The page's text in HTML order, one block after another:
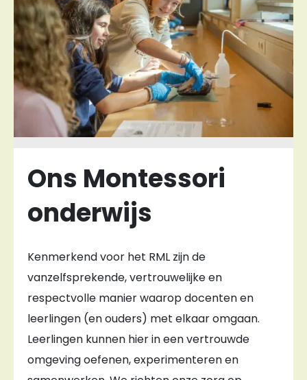
Ons Montessori
onderwijs
Kenmerkend voor het RML zijn de
vanzelfsprekende, vertrouwelijke en
respectvolle manier waarop docenten en
leerlingen (en ouders) met elkaar omgaan.
Leerlingen kunnen hier in een vertrouwde
omgeving oefenen, experimenteren en